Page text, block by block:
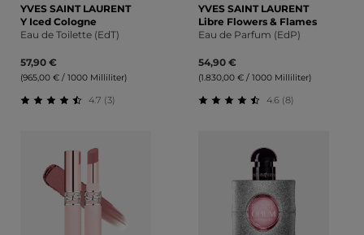
YVES SAINT LAURENT
Y Iced Cologne
Eau de Toilette (EdT)
57,90 €
(965,00 € / 1000 Milliliter)
4.7 (3)
YVES SAINT LAURENT
Libre Flowers & Flames
Eau de Parfum (EdP)
54,90 €
(1.830,00 € / 1000 Milliliter)
4.6 (8)